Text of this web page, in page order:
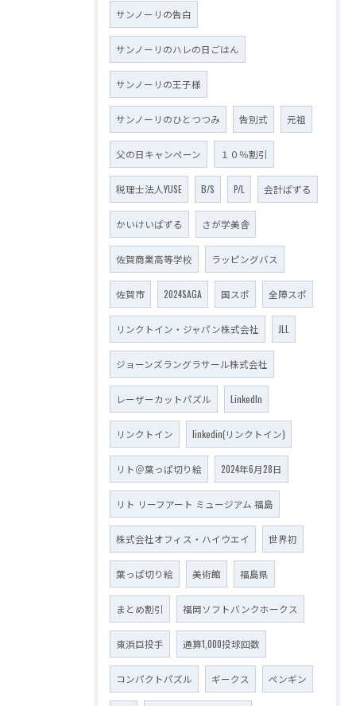
サンノーリの告白
サンノーリのハレの日ごはん
サンノーリの王子様
サンノーリのひとつつみ 告別式 元祖
父の日キャンペーン １０％割引
税理士法人YUSE B/S P/L 会計ぱずる
かいけいぱずる さが学美舎
佐賀商業高等学校 ラッピングバス
佐賀市 2024SAGA 国スポ 全障スポ
リンクトイン・ジャパン株式会社 JLL
ジョーンズラングラサール株式会社
レーザーカットパズル LinkedIn
リンクトイン linkedin(リンクトイン)
リト＠葉っぱ切り絵 2024年6月28日
リト リーフアート ミュージアム 福島
株式会社オフィス・ハイウエイ 世界初
葉っぱ切り絵 美術館 福島県
まとめ割引 福岡ソフトバンクホークス
東浜巨投手 通算1,000投球回数
コンパクトパズル ギークス ペンギン